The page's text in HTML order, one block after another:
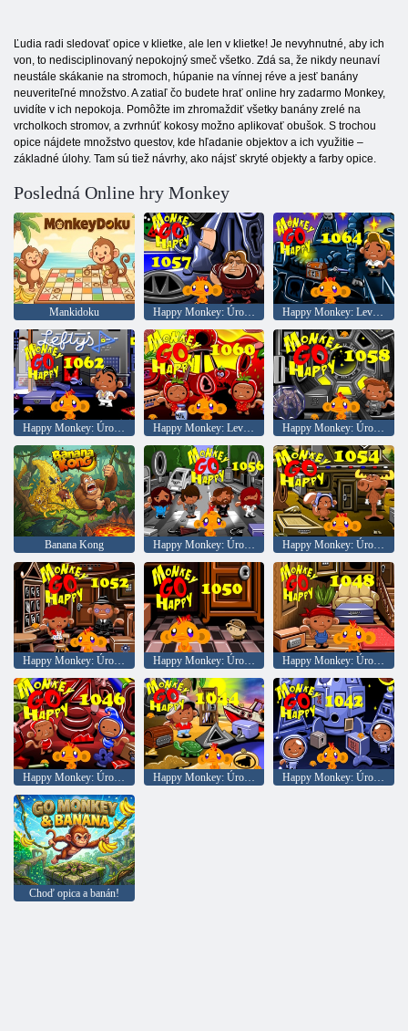
Ľudia radi sledovať opice v klietke, ale len v klietke! Je nevyhnutné, aby ich
von, to nedisciplinovaný nepokojný smeč všetko. Zdá sa, že nikdy neunaví
neustále skákanie na stromoch, húpanie na vínnej réve a jesť banány
neuveriteľné množstvo. A zatiaľ čo budete hrať online hry zadarmo Monkey,
uvidíte v ich nepokoja. Pomôžte im zhromaždiť všetky banány zrelé na
vrcholkoch stromov, a zvrhnúť kokosy možno aplikovať obušok. S trochou
opice nájdete množstvo questov, kde hľadanie objektov a ich využitie –
základné úlohy. Tam sú tiež návrhy, ako nájsť skryté objekty a farby opice.
Posledná Online hry Monkey
Mankidoku Happy Monkey: Úroveň 1057
Happy Monkey: Úroveň 1062 Happy Monkey: Level 1060 Happy Monkey: Úroveň 1058
Banana Kong Happy Monkey: Úroveň 1056
Happy Monkey: Úroveň 1050 Happy Monkey: Úroveň 1050 Happy Monkey: Úroveň 1048
Happy Monkey: Úroveň 1044
Choď opica a banán!